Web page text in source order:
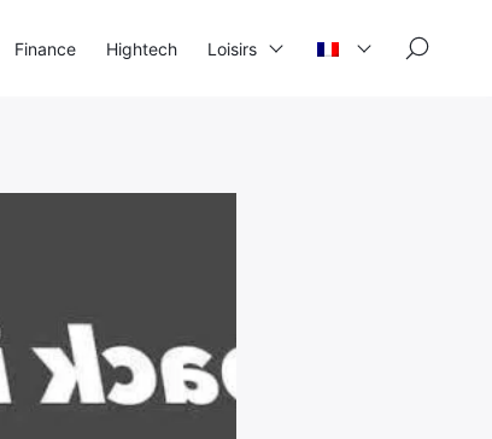
Finance Hightech Loisirs